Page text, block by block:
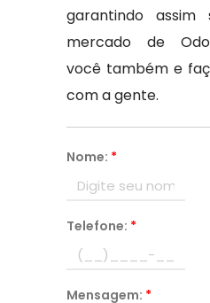
garantindo assim
mercado de
você também e
com a gente.
Nome: *
Telefone: *
Mensagem: *